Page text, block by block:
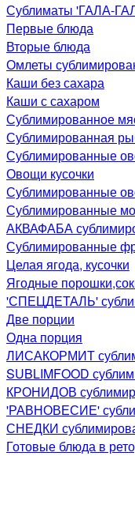
Сублиматы 'ГАЛА-
Первые блюда
Вторые блюда
Омлеты
Каши без сахара
Каши с сахаром
Сублимированное
Сублимированная
Сублимированные
Овощи кусочки
Сублимированные
Сублимированные
АКВАФАБА
Сублимированные
Целая ягода, кусочки
Ягодные
'СПЕЦДЕТАЛЬ'
Две порции
Одна порция
ЛИСАКОРМИТ
SUBLIMFOOD
КРОНИДОВ
'РАВНОВЕСИЕ'
СНЕДКИ
Готовые блюда в